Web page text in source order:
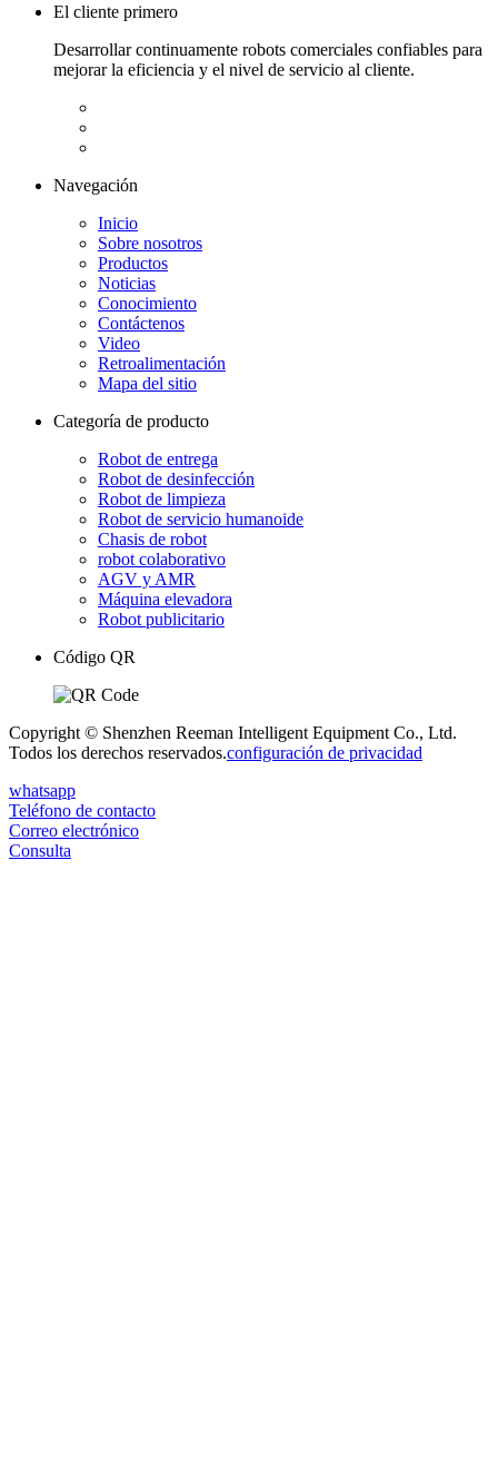
El cliente primero
Desarrollar continuamente robots comerciales confiables para
mejorar la eficiencia y el nivel de servicio al cliente.
Navegación
Inicio
Sobre nosotros
Productos
Noticias
Conocimiento
Contáctenos
Video
Retroalimentación
Mapa del sitio
Categoría de producto
Robot de entrega
Robot de desinfección
Robot de limpieza
Robot de servicio humanoide
Chasis de robot
robot colaborativo
AGV y AMR
Máquina elevadora
Robot publicitario
Código QR
Copyright © Shenzhen Reeman Intelligent Equipment Co., Ltd.
Todos los derechos reservados.configuración de privacidad
whatsapp
Teléfono de contacto
Correo electrónico
Consulta